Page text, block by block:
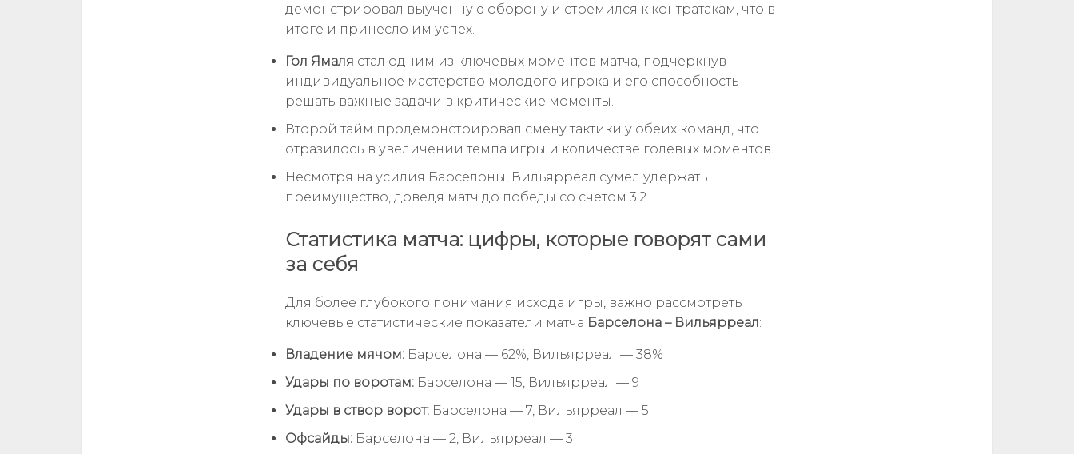
демонстрировал выученную оборону и стремился к контратакам, что в
итоге и принесло им успех.
Гол Ямаля стал одним из ключевых моментов матча, подчеркнув
индивидуальное мастерство молодого игрока и его способность
решать важные задачи в критические моменты.
Второй тайм продемонстрировал смену тактики у обеих команд, что
отразилось в увеличении темпа игры и количестве голевых моментов.
Несмотря на усилия Барселоны, Вильярреал сумел удержать
преимущество, доведя матч до победы со счетом 3:2.
Статистика матча: цифры, которые говорят сами
за себя
Для более глубокого понимания исхода игры, важно рассмотреть
ключевые статистические показатели матча Барселона – Вильярреал:
Владение мячом: Барселона — 62%, Вильярреал — 38%
Удары по воротам: Барселона — 15, Вильярреал — 9
Удары в створ ворот: Барселона — 7, Вильярреал — 5
Офсайды: Барселона — 2, Вильярреал — 3